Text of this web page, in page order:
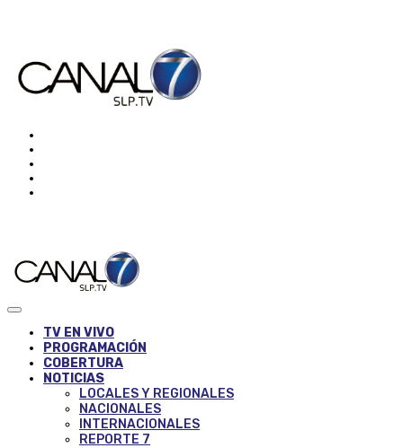
TV EN VIVO
PROGRAMACIÓN
COBERTURA
NOTICIAS
LOCALES Y REGIONALES
NACIONALES
INTERNACIONALES
REPORTE 7